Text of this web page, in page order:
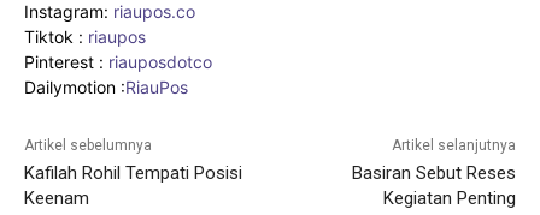
Instagram: riaupos.co
Tiktok : riaupos
Pinterest : riauposdotco
Dailymotion :RiauPos
Artikel sebelumnya
Kafilah Rohil Tempati Posisi
Keenam
Artikel selanjutnya
Basiran Sebut Reses
Kegiatan Penting